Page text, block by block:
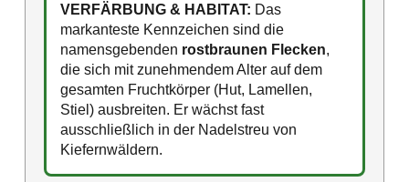
VERFÄRBUNG & HABITAT: Das
markanteste Kennzeichen sind die
namensgebenden rostbraunen Flecken,
die sich mit zunehmendem Alter auf dem
gesamten Fruchtkörper (Hut, Lamellen,
Stiel) ausbreiten. Er wächst fast
ausschließlich in der Nadelstreu von
Kiefernwäldern.